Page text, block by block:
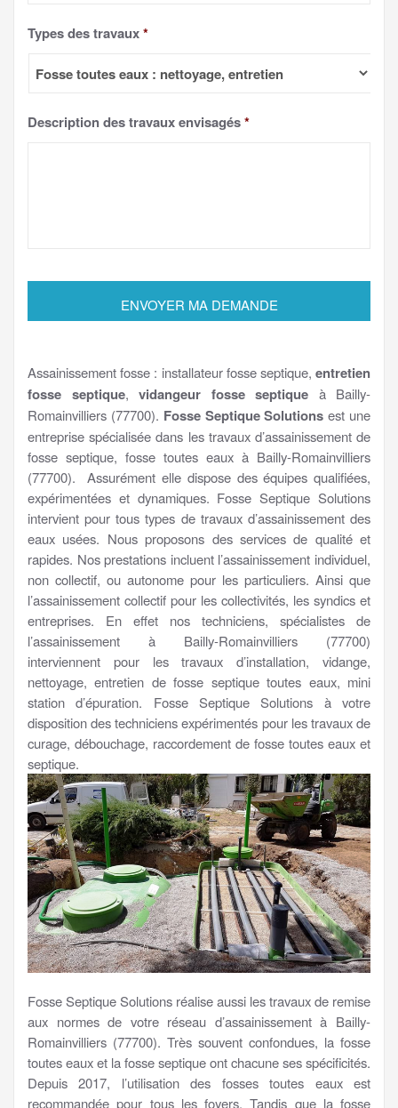
Types des travaux*
Description des travaux envisagés*
Assainissement fosse : installateur fosse septique, entretien
fosse septique, vidangeur fosse septique à Bailly-
Romainvilliers (77700). Fosse Septique Solutions est une
entreprise spécialisée dans les travaux d’assainissement de
fosse septique, fosse toutes eaux à Bailly-Romainvilliers
(77700). Assurément elle dispose des équipes qualifiées,
expérimentées et dynamiques. Fosse Septique Solutions
intervient pour tous types de travaux d’assainissement des
eaux usées. Nous proposons des services de qualité et
rapides. Nos prestations incluent l’assainissement individuel,
non collectif, ou autonome pour les particuliers. Ainsi que
l’assainissement collectif pour les collectivités, les syndics et
entreprises. En effet nos techniciens, spécialistes de
l’assainissement à Bailly-Romainvilliers (77700)
interviennent pour les travaux d’installation, vidange,
nettoyage, entretien de fosse septique toutes eaux, mini
station d’épuration. Fosse Septique Solutions à votre
disposition des techniciens expérimentés pour les travaux de
curage, débouchage, raccordement de fosse toutes eaux et
septique.
Fosse Septique Solutions réalise aussi les travaux de remise
aux normes de votre réseau d’assainissement à Bailly-
Romainvilliers (77700). Très souvent confondues, la fosse
toutes eaux et la fosse septique ont chacune ses spécificités.
Depuis 2017, l’utilisation des fosses toutes eaux est
recommandée pour tous les foyers. Tandis que la fosse